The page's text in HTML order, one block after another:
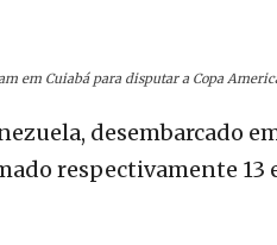
em Cuiabá para disputar a Copa
desembarcado
respectivamente 13